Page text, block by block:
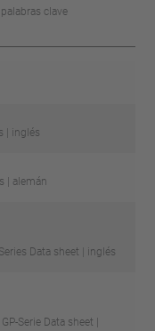
clave
| inglés
| alemán
Data sheet | inglés
Serie Data sheet |